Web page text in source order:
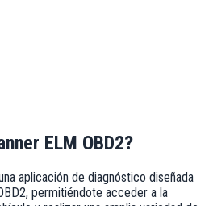
ELM OBD2?
aplicación de diagnóstico diseñada
permitiéndote acceder a la